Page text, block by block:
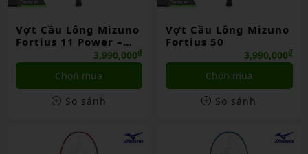
Vợt Cầu Lông Mizuno
Fortius 11 Power –
3,990,000₫
Chọn mua
So sánh
Vợt Cầu Lông Mizuno
Fortius 50
3,990,000₫
Chọn mua
So sánh